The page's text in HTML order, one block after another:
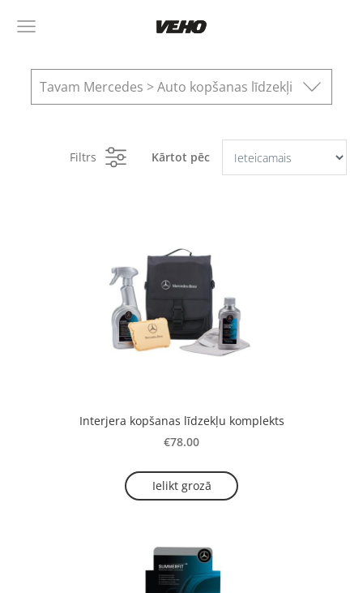
Tavam Mercedes > Auto kopšanas līdzekļi
Filtrs Kārtot pēc
Interjera kopšanas līdzekļu komplekts
€78.00
Ielikt grozā